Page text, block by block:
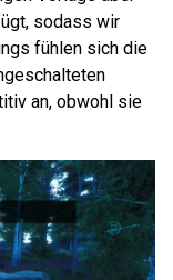
sodass wir
fühlen sich die
an, obwohl sie